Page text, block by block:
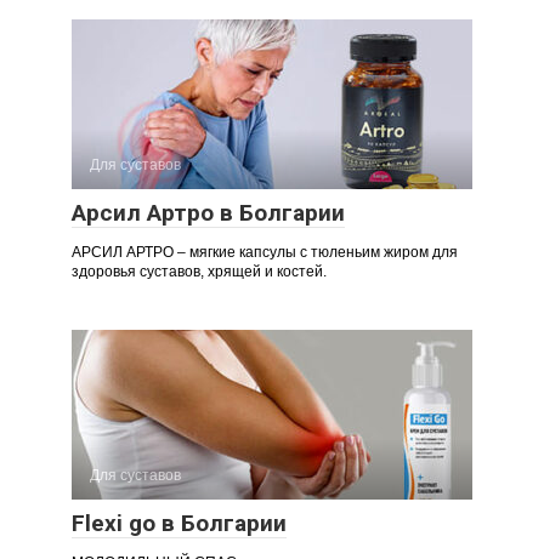
Для суставов
Арсил Артро в Болгарии
АРСИЛ АРТРО – мягкие капсулы с тюленьим жиром для
здоровья суставов, хрящей и костей.
Для суставов
Flexi go в Болгарии